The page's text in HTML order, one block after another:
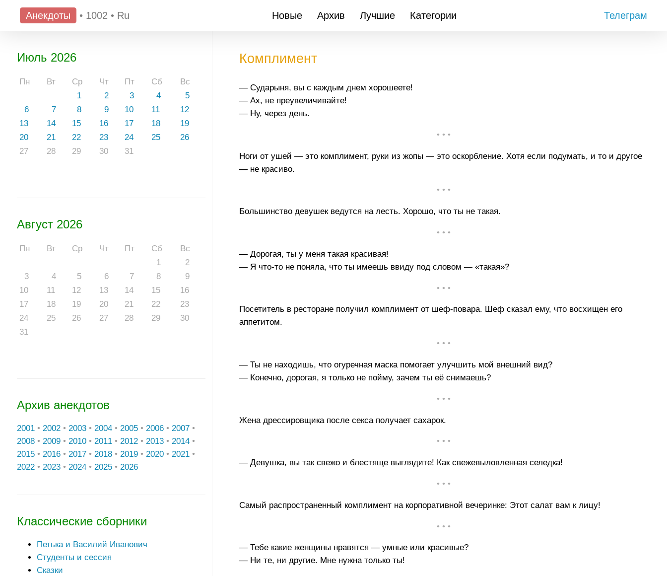
Анекдоты • 1002 • Ru Новые Архив Лучшие Категории Телеграм
Июль 2026
Пн Вт Ср Чт Пт Сб
Вс
1
2 3 4
5
6
7 8 9 10 11
12
13
14 15 16 17 18
19
20
21 22 23 24 25
26
27
28 29 30 31
Август 2026
Пн Вт Ср Чт Пт Сб
Вс
1
2
3
4 5 6 7 8
9
10
11 12 13 14 15
16
17
18 19 20 21 22
23
24
25 26 27 28 29
30
31
Архив анекдотов
2001 • 2002 • 2003 • 2004 • 2005 • 2006 • 2007 •
2008 • 2009 • 2010 • 2011 • 2012 • 2013 • 2014 •
2015 • 2016 • 2017 • 2018 • 2019 • 2020 • 2021 •
2022 • 2023 • 2024 • 2025 • 2026
Классические сборники
Петька и Василий Иванович
Студенты и сессия
Сказки
Комплимент
— Сударыня, вы с каждым днем хорошеете!
— Ах, не преувеличивайте!
— Ну, через день.
• • •
Ноги от ушей — это комплимент, руки из жопы — это оскорбление. Хотя если подумать, и то и другое
— не красиво.
• • •
Большинство девушек ведутся на лесть. Хорошо, что ты не такая.
• • •
— Дорогая, ты у меня такая красивая!
— Я что-то не поняла, что ты имеешь ввиду под словом — «такая»?
• • •
Посетитель в ресторане получил комплимент от шеф-повара. Шеф сказал ему, что восхищен его
аппетитом.
• • •
— Ты не находишь, что огуречная маска помогает улучшить мой внешний вид?
— Конечно, дорогая, я только не пойму, зачем ты её снимаешь?
• • •
Жена дрессировщика после секса получает сахарок.
• • •
— Девушка, вы так свежо и блестяще выглядите! Как свежевыловленная селедка!
• • •
Самый распространенный комплимент на корпоративной вечеринке: Этот салат вам к лицу!
• • •
— Тебе какие женщины нравятся — умные или красивые?
— Ни те, ни другие. Мне нужна только ты!